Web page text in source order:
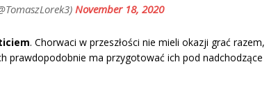
November 18, 2020
. Chorwaci w przeszłości nie mieli okazji grać razem,
prawdopodobnie ma przygotować ich pod nadchodzące